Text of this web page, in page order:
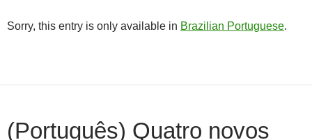
Sorry, this entry is only available in Brazilian Portuguese.
(Português) Quatro novos